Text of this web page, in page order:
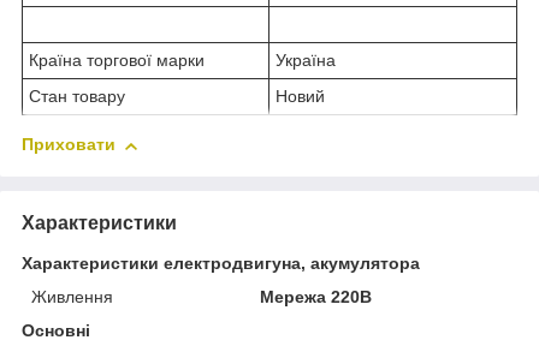
Країна торгової марки
Україна
Стан товару
Новий
Приховати
Характеристики
Характеристики електродвигуна, акумулятора
Живлення
Мережа 220В
Основні